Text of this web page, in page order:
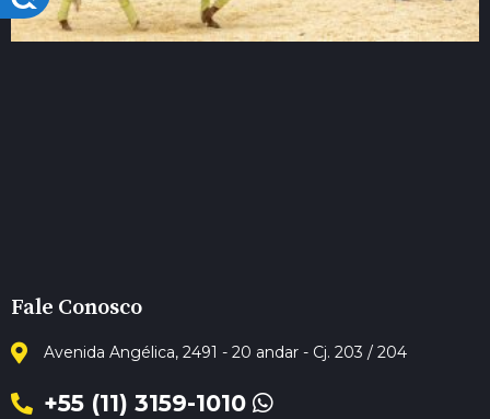
Fale Conosco
Avenida Angélica, 2491 - 20 andar - Cj. 203 / 204
+55 (11) 3159-1010